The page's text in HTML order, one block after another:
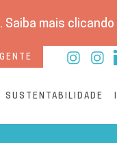
mais clicando
SUSTENTABILIDADE